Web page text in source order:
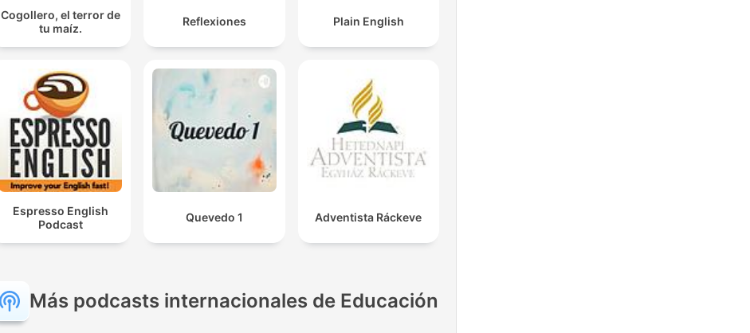
Cogollero, el terror de
tu maíz.
Reflexiones Plain English
Espresso English
Podcast
Quevedo 1 Adventista Ráckeve
Más podcasts internacionales de Educación